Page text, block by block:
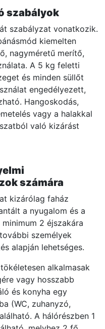
szabályok
szabályzat vonatkozik.
kiemelten
nagyméretű merítő,
A 5 kg feletti
és minden süllőt
engedélyezett,
Hangoskodás,
vagy a halakkal
való kizárást
számára
kizárólag faház
a nyugalom és a
2 éjszakára
személyek
alapján lehetséges.
alkalmasak
vagy hosszabb
és konyha egy
(WC, zuhanyzó,
A hálórészben 1